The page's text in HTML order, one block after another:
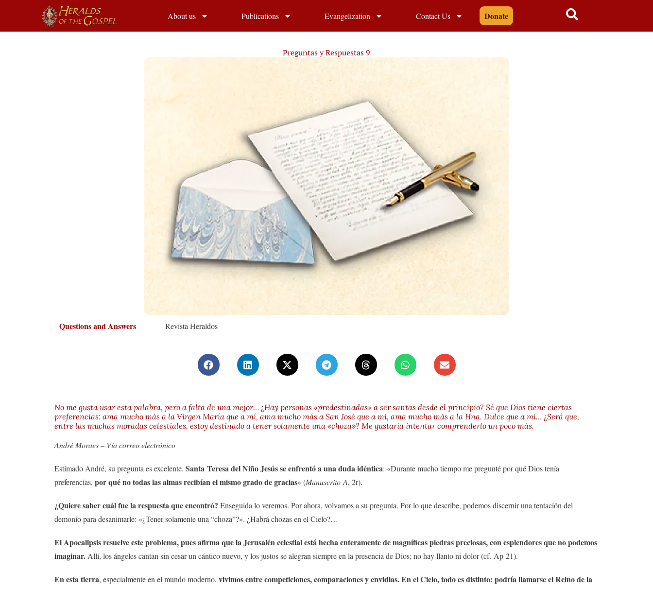
About us Publications Evangelization Contact Us Donate
Preguntas y Respuestas 9
Questions and Answers Revista Heraldos
No me gusta usar esta palabra, pero a falta de una mejor… ¿Hay personas «predestinadas» a ser santas desde el principio? Sé que Dios tiene ciertas
preferencias: ama mucho más a la Virgen María que a mí, ama mucho más a San José que a mí, ama mucho más a la Hna. Dulce que a mí… ¿Será que,
entre las muchas moradas celestiales, estoy destinado a tener solamente una «choza»? Me gustaría intentar comprenderlo un poco más.
André Moraes – Vía correo electrónico
Estimado André, su pregunta es excelente. Santa Teresa del Niño Jesús se enfrentó a una duda idéntica: «Durante mucho tiempo me pregunté por qué Dios tenía
preferencias, por qué no todas las almas recibían el mismo grado de gracias» (Manuscrito A, 2r).
¿Quiere saber cuál fue la respuesta que encontró? Enseguida lo veremos. Por ahora, volvamos a su pregunta. Por lo que describe, podemos discernir una tentación del
demonio para desanimarle: «¿Tener solamente una “choza”?». ¿Habrá chozas en el Cielo?…
El Apocalipsis resuelve este problema, pues afirma que la Jerusalén celestial está hecha enteramente de magníficas piedras preciosas, con esplendores que no podemos
imaginar. Allí, los ángeles cantan sin cesar un cántico nuevo, y los justos se alegran siempre en la presencia de Dios; no hay llanto ni dolor (cf. Ap 21).
En esta tierra, especialmente en el mundo moderno, vivimos entre competiciones, comparaciones y envidias. En el Cielo, todo es distinto: podría llamarse el Reino de la